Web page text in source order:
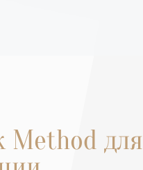
Method для